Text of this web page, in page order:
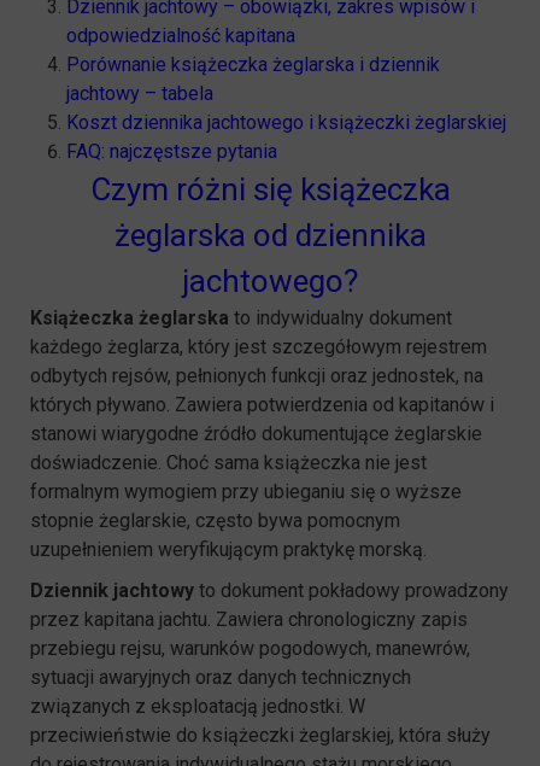
Dziennik jachtowy – obowiązki, zakres wpisów i
odpowiedzialność kapitana
Porównanie książeczka żeglarska i dziennik
jachtowy – tabela
Koszt dziennika jachtowego i książeczki żeglarskiej
FAQ: najczęstsze pytania
Czym różni się książeczka
żeglarska od dziennika
jachtowego?
Książeczka żeglarska to indywidualny dokument
każdego żeglarza, który jest szczegółowym rejestrem
odbytych rejsów, pełnionych funkcji oraz jednostek, na
których pływano. Zawiera potwierdzenia od kapitanów i
stanowi wiarygodne źródło dokumentujące żeglarskie
doświadczenie. Choć sama książeczka nie jest
formalnym wymogiem przy ubieganiu się o wyższe
stopnie żeglarskie, często bywa pomocnym
uzupełnieniem weryfikującym praktykę morską.
Dziennik jachtowy to dokument pokładowy prowadzony
przez kapitana jachtu. Zawiera chronologiczny zapis
przebiegu rejsu, warunków pogodowych, manewrów,
sytuacji awaryjnych oraz danych technicznych
związanych z eksploatacją jednostki. W
przeciwieństwie do książeczki żeglarskiej, która służy